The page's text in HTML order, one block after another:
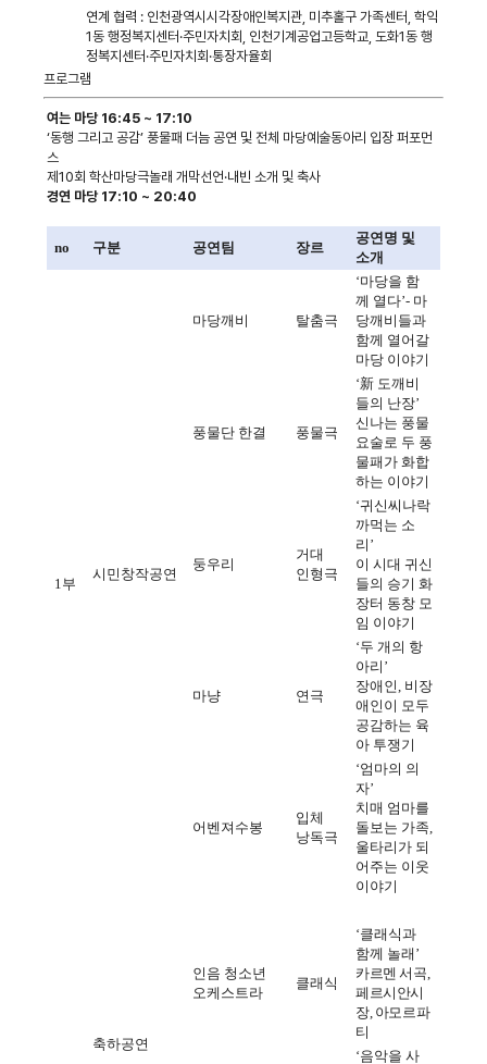
연계 협력 : 인천광역시시각장애인복지관, 미추홀구 가족센터, 학익
1동 행정복지센터·주민자치회, 인천기계공업고등학교, 도화1동 행
정복지센터·주민자치회·통장자율회
프로그램
여는 마당 16:45 ~ 17:10
‘동행 그리고 공감’ 풍물패 더늠 공연 및 전체 마당예술동아리 입장 퍼포먼
스
제10회 학산마당극놀래 개막선언·내빈 소개 및 축사
경연 마당 17:10 ~ 20:40
no 구분 공연팀 장르
공연명 및
소개
1부
시민창작공연
마당깨비 탈춤극
‘마당을 함
께 열다’- 마
당깨비들과
함께 열어갈
마당 이야기
풍물단 한결 풍물극
‘新 도깨비
들의 난장’
신나는 풍물
요술로 두 풍
물패가 화합
하는 이야기
둥우리
거대
인형극
‘귀신씨나락
까먹는 소
리 ’
이 시대 귀신
들의 승기 화
장터 동창 모
임 이야기
마냥 연극
‘두 개의 항
아리 ’
장애인, 비장
애인이 모두
공감하는 육
아 투쟁기
어벤져수봉
입체
낭독극
‘엄마의 의
자’
치매 엄마를
돌보는 가족,
울타리가 되
어주는 이웃
이야기
축하공연
인음 청소년
오케스트라
클래식
‘클래식과
함께 놀래 ’
카르멘 서곡,
페르시안시
장, 아모르파
티
‘음악을 사